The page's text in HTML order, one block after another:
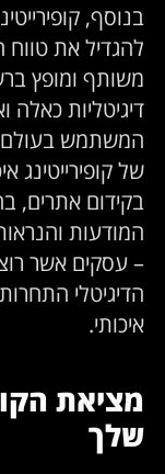
בנוסף,
להגדיל את
משותף ומופץ
דיגיטליות
המשתמש בעולם
של קופירייטינג
בקידום אתרים,
המודעות
– עסקים אשר
הדיגיטלי
איכותי.
מציאת
שלך